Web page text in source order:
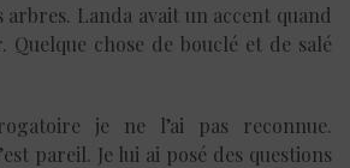
Landa avait un accent quand
chose de bouclé et de salé
je ne l’ai pas reconnue.
pareil. Je lui ai posé des questions